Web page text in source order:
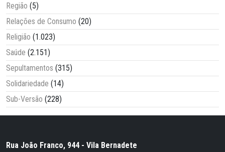
Região (5)
Relações de Consumo (20)
Religião (1.023)
Saúde (2.151)
Sepultamentos (315)
Solidariedade (14)
Sub-Versão (228)
Rua João Franco, 944 - Vila Bernadete